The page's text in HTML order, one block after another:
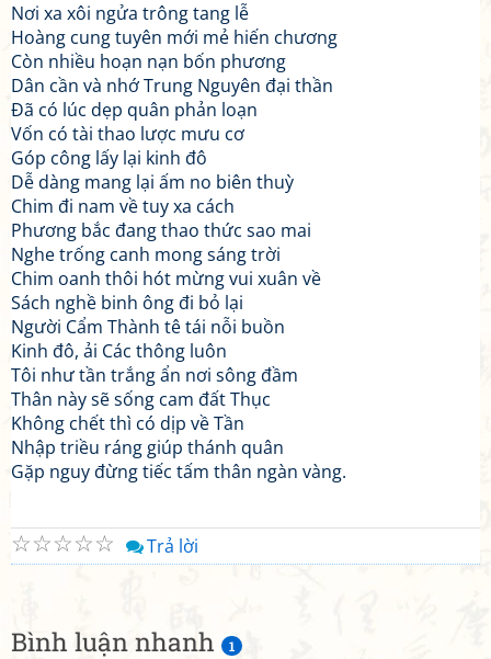
Bình luận nhanh 1
Nơi xa xôi ngửa trông tang lễ
Hoàng cung tuyên mới mẻ hiến chương
Còn nhiều hoạn nạn bốn phương
Dân cần và nhớ Trung Nguyên đại thần
Đã có lúc dẹp quân phản loạn
Vốn có tài thao lược mưu cơ
Góp công lấy lại kinh đô
Dễ dàng mang lại ấm no biên thuỳ
Chim đi nam về tuy xa cách
Phương bắc đang thao thức sao mai
Nghe trống canh mong sáng trời
Chim oanh thôi hót mừng vui xuân về
Sách nghề binh ông đi bỏ lại
Người Cẩm Thành tê tái nỗi buồn
Kinh đô, ải Các thông luôn
Tôi như tần trắng ẩn nơi sông đầm
Thân này sẽ sống cam đất Thục
Không chết thì có dịp về Tần
Nhập triều ráng giúp thánh quân
Gặp nguy đừng tiếc tấm thân ngàn vàng.
☆
☆
☆
☆
☆ Trả lời